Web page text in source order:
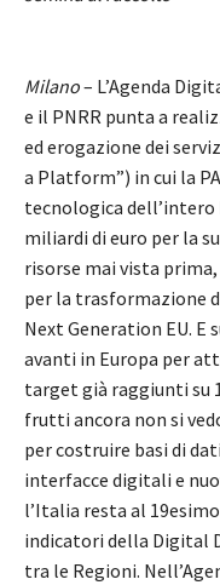
Milano– L’Agenda
e il PNRR punta a
ed erogazione dei
a Platform”) in cui la
tecnologica dell’intero
miliardi di euro per la
risorse mai vista
per la trasformazione
Next Generation EU. E
avanti in Europa per
target già raggiunti su
frutti ancora non si
per costruire basi di
interfacce digitali e
l’Italia resta al
indicatori della Digital
tra le Regioni.